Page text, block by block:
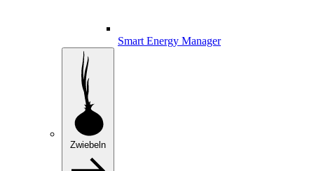
Smart Energy Manager
Zwiebeln